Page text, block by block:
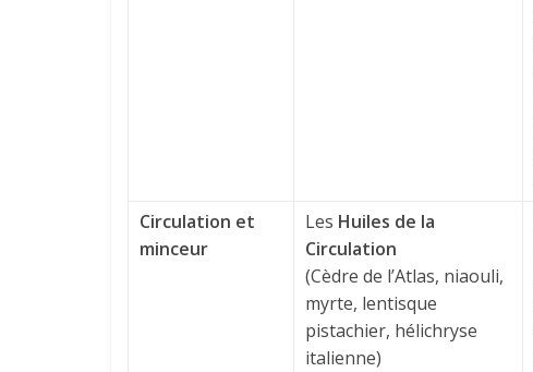
Circulation et
minceur
Les Huiles de la
Circulation
(Cèdre de l’Atlas, niaouli,
myrte, lentisque
pistachier, hélichryse
italienne)